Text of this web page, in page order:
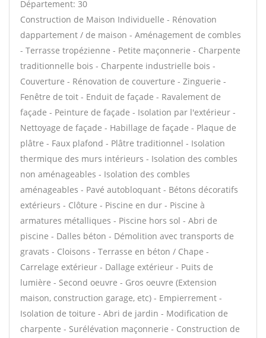
Département: 30
Construction de Maison Individuelle - Rénovation
dappartement / de maison - Aménagement de combles
- Terrasse tropézienne - Petite maçonnerie - Charpente
traditionnelle bois - Charpente industrielle bois -
Couverture - Rénovation de couverture - Zinguerie -
Fenêtre de toit - Enduit de façade - Ravalement de
façade - Peinture de façade - Isolation par l'extérieur -
Nettoyage de façade - Habillage de façade - Plaque de
plâtre - Faux plafond - Plâtre traditionnel - Isolation
thermique des murs intérieurs - Isolation des combles
non aménageables - Isolation des combles
aménageables - Pavé autobloquant - Bétons décoratifs
extérieurs - Clôture - Piscine en dur - Piscine à
armatures métalliques - Piscine hors sol - Abri de
piscine - Dalles béton - Démolition avec transports de
gravats - Cloisons - Terrasse en béton / Chape -
Carrelage extérieur - Dallage extérieur - Puits de
lumière - Second oeuvre - Gros oeuvre (Extension
maison, construction garage, etc) - Empierrement -
Isolation de toiture - Abri de jardin - Modification de
charpente - Surélévation maçonnerie - Construction de